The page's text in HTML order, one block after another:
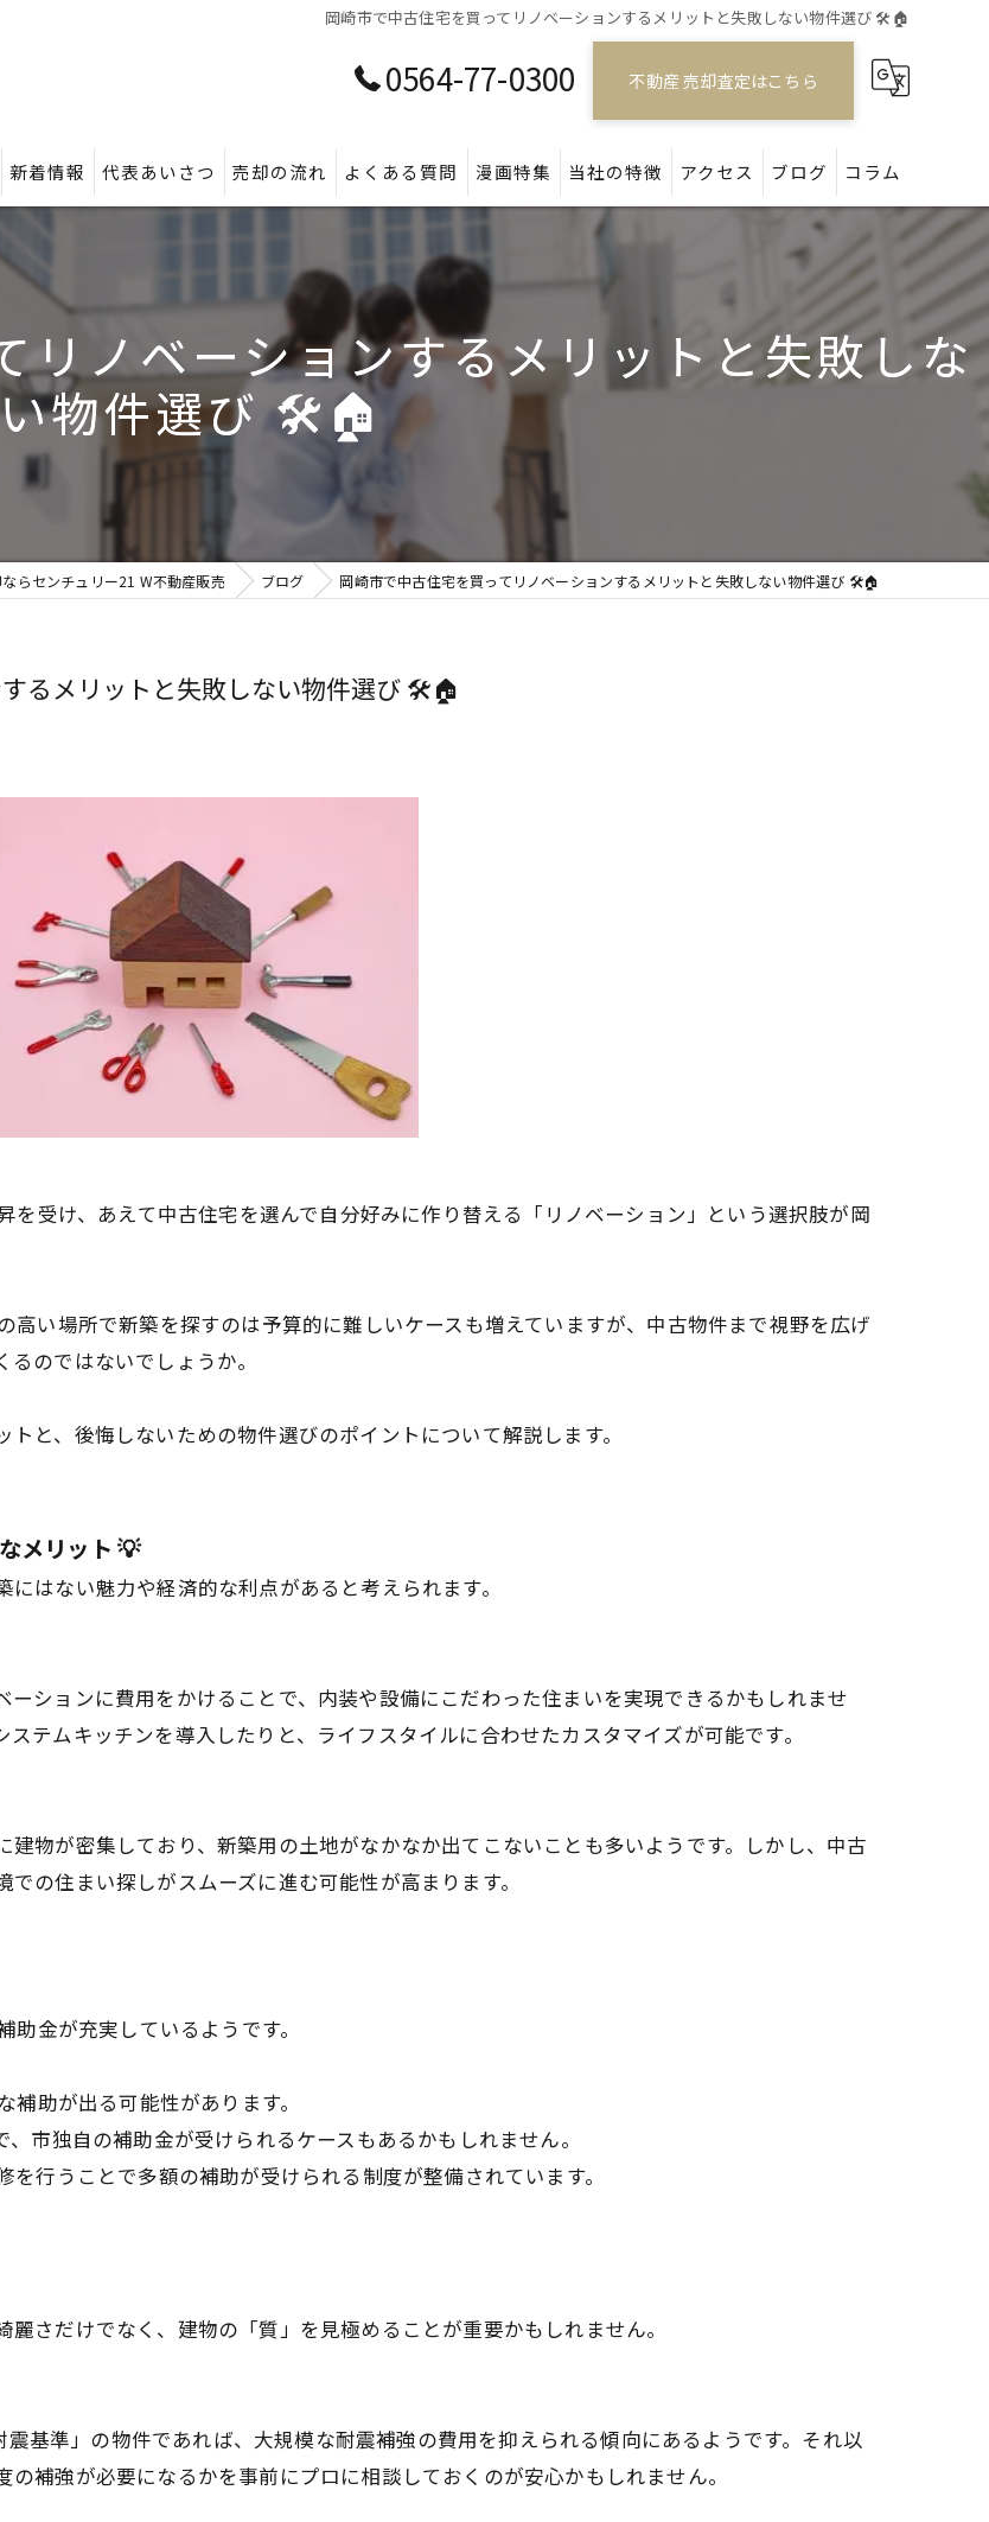
岡崎市で中古住宅を買ってリノベーションするメリットと失敗しない物件選び 🛠️🏠
0564-77-0300 不動産 売却査定はこちら
新着情報 代表あいさつ 売却の流れ よくある質問 漫画特集 当社の特徴
アパート
アクセス ブログ コラム
リノベーションするメリットと失敗しな
い物件選び 🛠️🏠
らセンチュリー21 W不動産販売 ブログ 岡崎市で中古住宅を買ってリノベーションするメリットと失敗しない物件選び 🛠️🏠
るメリットと失敗しない物件選び 🛠️🏠
受け、あえて中古住宅を選んで自分好みに作り替える「リノベーション」という選択肢が岡
い場所で新築を探すのは予算的に難しいケースも増えていますが、中古物件まで視野を広げ
のではないでしょうか。
と、後悔しないための物件選びのポイントについて解説します。
メリット 💡
はない魅力や経済的な利点があると考えられます。
ションに費用をかけることで、内装や設備にこだわった住まいを実現できるかもしれませ
テムキッチンを導入したりと、ライフスタイルに合わせたカスタマイズが可能です。
物が密集しており、新築用の土地がなかなか出てこないことも多いようです。しかし、中古
の住まい探しがスムーズに進む可能性が高まります。
金が充実しているようです。
助が出る可能性があります。
市独自の補助金が受けられるケースもあるかもしれません。
行うことで多額の補助が受けられる制度が整備されています。
さだけでなく、建物の「質」を見極めることが重要かもしれません。
基準」の物件であれば、大規模な耐震補強の費用を抑えられる傾向にあるようです。それ以
補強が必要になるかを事前にプロに相談しておくのが安心かもしれません。